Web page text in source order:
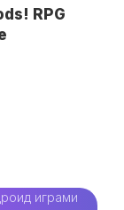
RPG
играми